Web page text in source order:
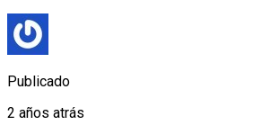
Publicado
2 años atrás